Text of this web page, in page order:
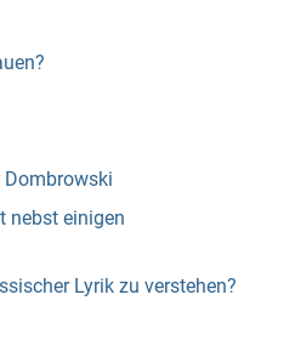
Dombrowski
nebst einigen
Lyrik zu verstehen?